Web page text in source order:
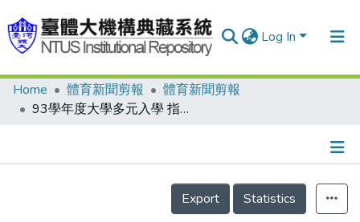
Log In
Communities & Collections
Home 體育新聞剪報
體育新聞剪報
93學年度大學多元入學 指考敲定三到六科 尊重大學招生自主 教部精簡考科期望落空/迷信三票主義 哪來競爭力？林百里、潘燊昌鼓勵年輕學子重拾正確價值觀
Details
Export
Statistics